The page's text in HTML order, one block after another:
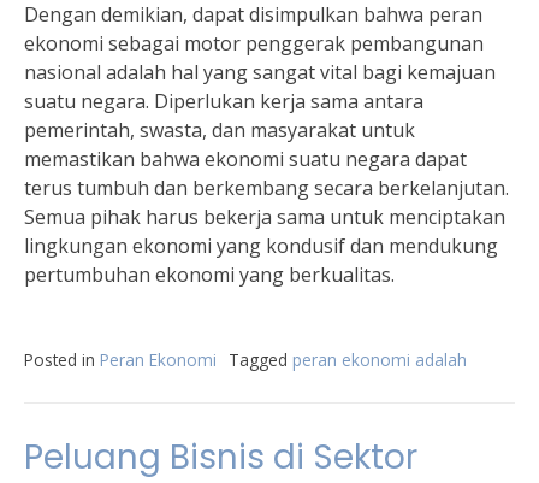
Dengan demikian, dapat disimpulkan bahwa peran
ekonomi sebagai motor penggerak pembangunan
nasional adalah hal yang sangat vital bagi kemajuan
suatu negara. Diperlukan kerja sama antara
pemerintah, swasta, dan masyarakat untuk
memastikan bahwa ekonomi suatu negara dapat
terus tumbuh dan berkembang secara berkelanjutan.
Semua pihak harus bekerja sama untuk menciptakan
lingkungan ekonomi yang kondusif dan mendukung
pertumbuhan ekonomi yang berkualitas.
Posted in Peran Ekonomi Tagged peran ekonomi adalah
Peluang Bisnis di Sektor